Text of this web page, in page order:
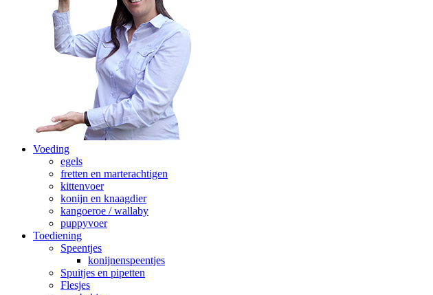
Voeding
egels
fretten en marterachtigen
kittenvoer
konijn en knaagdier
kangoeroe / wallaby
puppyvoer
Toediening
Speentjes
konijnenspeentjes
Spuitjes en pipetten
Flesjes